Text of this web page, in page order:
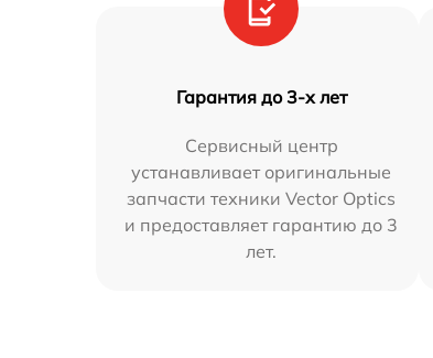
Гарантия до 3-х лет
Сервисный центр
устанавливает оригинальные
запчасти техники Vector Optics
и предоставляет гарантию до 3
лет.